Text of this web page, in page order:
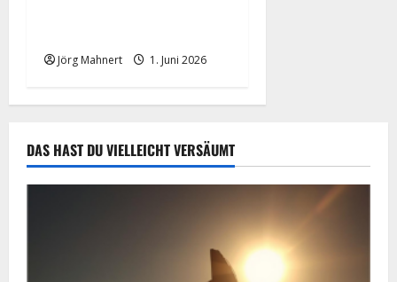
Jörg Mahnert 1. Juni 2026
DAS HAST DU VIELLEICHT VERSÄUMT